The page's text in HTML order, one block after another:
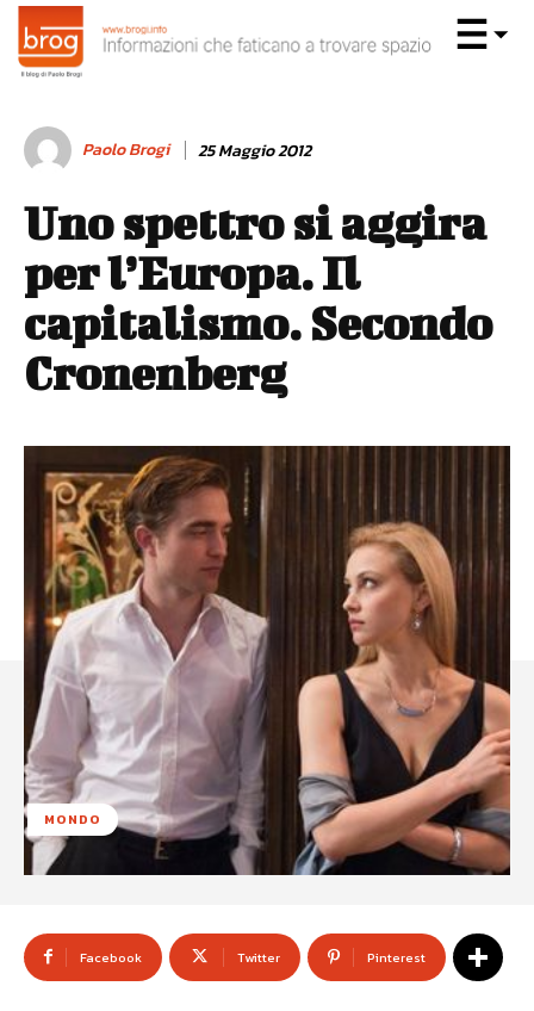
Paolo Brogi 25 Maggio 2012
Uno spettro si aggira
per l’Europa. Il
capitalismo. Secondo
Cronenberg
MONDO
Facebook Twitter Pinterest